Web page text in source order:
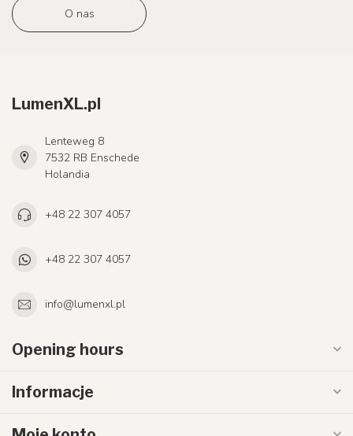
O nas
LumenXL.pl
Lenteweg 8
7532 RB Enschede
Holandia
+48 22 307 4057
+48 22 307 4057
info@lumenxl.pl
Opening hours
Informacje